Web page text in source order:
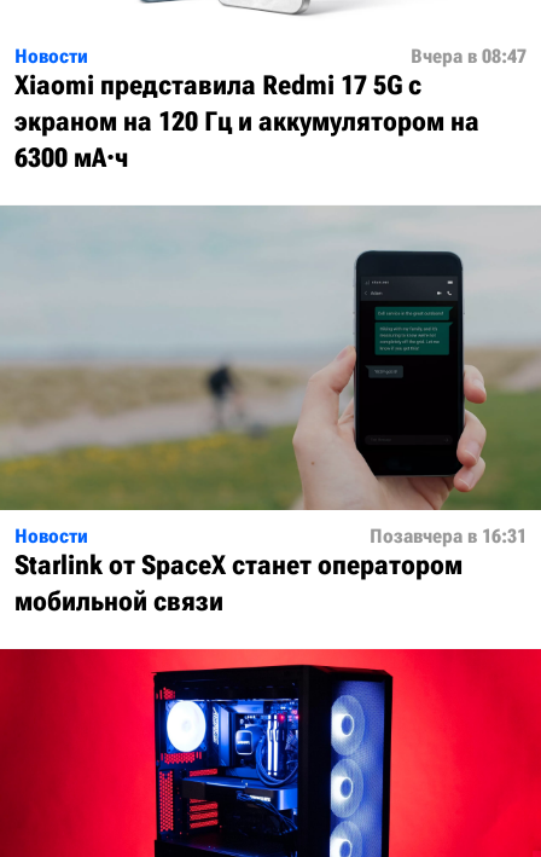
Новости Вчера в 08:47
Xiaomi представила Redmi 17 5G с
экраном на 120 Гц и аккумулятором на
6300 мА·ч
Новости Позавчера в 16:31
Starlink от SpaceX станет оператором
мобильной связи